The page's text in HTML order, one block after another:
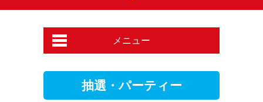
メニュー
抽選・パーティー